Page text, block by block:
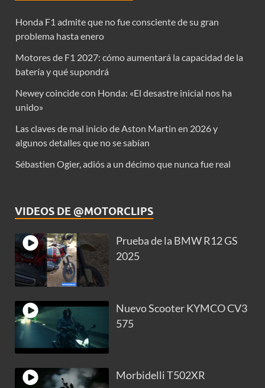
Honda F1 admite que no fue consciente de su gran
problema hasta enero
Motores de F1 2027: cómo aumentará la capacidad de la
batería y qué supondrá
Newey coincide con Honda: «El desastre inicial nos ha
unido»
Las claves de mal inicio de Aston Martin en 2026 y
algunos detalles que no se sabían
Sébastien Ogier, adiós a un décimo que nunca fue real
VIDEOS DE @MOTORCLIPS
Prueba de la BMW R12 GS
2025
Nuevo Scooter KYMCO CV3
575
Morbidelli T502XR